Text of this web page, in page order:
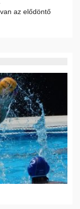
az elődöntő